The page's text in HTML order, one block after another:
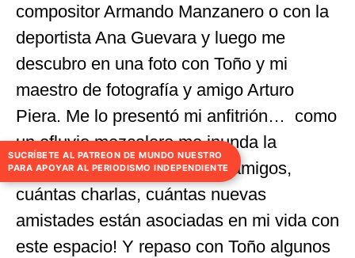
compositor Armando Manzanero o con la
deportista Ana Guevara y luego me
descubro en una foto con Toño y mi
maestro de fotografía y amigo Arturo
Piera. Me lo presentó mi anfitrión… como
un efluvio mezcalero me inunda la
nostalgia, ¡cuántos grandes amigos,
cuántas charlas, cuántas nuevas
amistades están asociadas en mi vida con
este espacio! Y repaso con Toño algunos
SUCRÍBETE AL PATREON DE MUNDO NUESTRO
PARA APOYAR AL PERIODISMO INDEPENDIENTE